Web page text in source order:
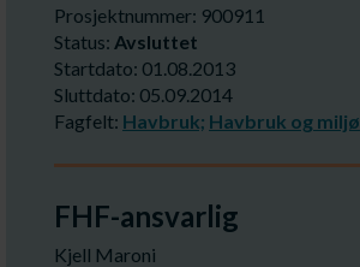
Prosjektnummer: 900911
Status: Avsluttet
Startdato: 01.08.2013
Sluttdato: 05.09.2014
Fagfelt: Havbruk; Havbruk og miljø
FHF-ansvarlig
Kjell Maroni